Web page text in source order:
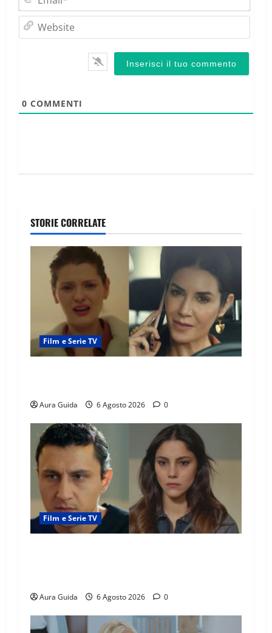
0 COMMENTI
STORIE CORRELATE
Film e Serie TV
Aura Guida 6 Agosto 2026 0
Film e Serie TV
Aura Guida 6 Agosto 2026 0